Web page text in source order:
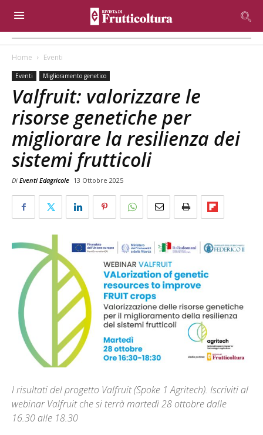
Home Eventi
Eventi Miglioramento genetico
Valfruit: valorizzare le
risorse genetiche per
migliorare la resilienza dei
sistemi frutticoli
Di Eventi Edagricole 13 Ottobre 2025
I risultati del progetto Valfruit (Spoke 1 Agritech). Iscriviti al
webinar Valfruit che si terrà martedì 28 ottobre dalle
16.30 alle 18.30